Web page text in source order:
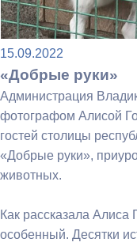
15.09.2022
«Добрые руки»
Администрация
фотографом Алисой
гостей столицы
«Добрые руки»,
животных.
Как рассказала Алиса
особенный. Десятки